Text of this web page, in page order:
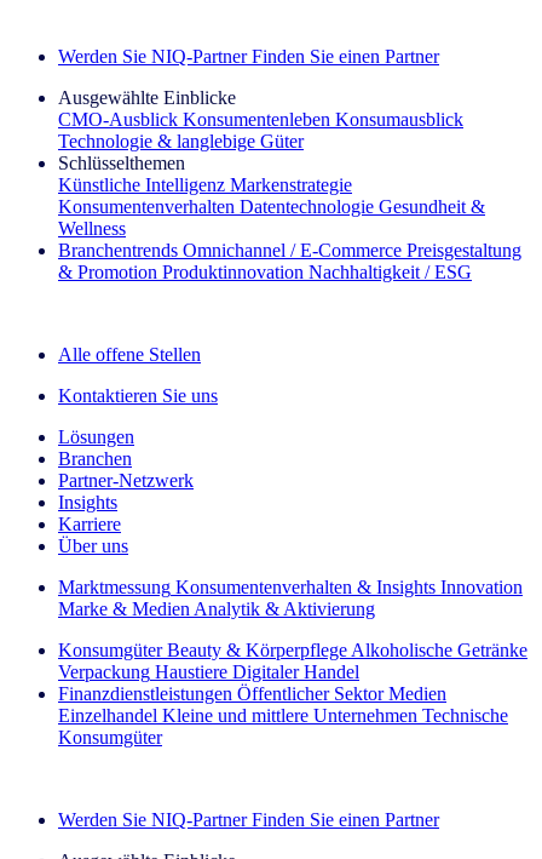
Werden Sie NIQ-Partner Finden Sie einen Partner
Ausgewählte Einblicke
CMO‑Ausblick Konsumentenleben Konsumausblick
Technologie & langlebige Güter
Schlüsselthemen
Künstliche Intelligenz Markenstrategie
Konsumentenverhalten Datentechnologie Gesundheit &
Wellness
Branchentrends Omnichannel / E‑Commerce Preisgestaltung
& Promotion Produktinnovation Nachhaltigkeit / ESG
Alle offene Stellen
Kontaktieren Sie uns
Lösungen
Branchen
Partner-Netzwerk
Insights
Karriere
Über uns
Marktmessung Konsumentenverhalten & Insights Innovation
Marke & Medien Analytik & Aktivierung
Konsumgüter Beauty & Körperpflege Alkoholische Getränke
Verpackung Haustiere Digitaler Handel
Finanzdienstleistungen Öffentlicher Sektor Medien
Einzelhandel Kleine und mittlere Unternehmen Technische
Konsumgüter
Werden Sie NIQ-Partner Finden Sie einen Partner